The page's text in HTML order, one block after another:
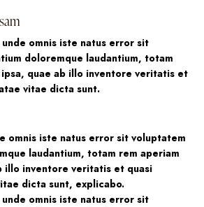
omnis iste natus error sit
doloremque laudantium, totam
quae ab illo inventore veritatis et
vitae dicta sunt.
omnis iste natus error sit voluptatem
laudantium, totam rem aperiam
illo inventore veritatis et quasi
dicta sunt, explicabo.
omnis iste natus error sit